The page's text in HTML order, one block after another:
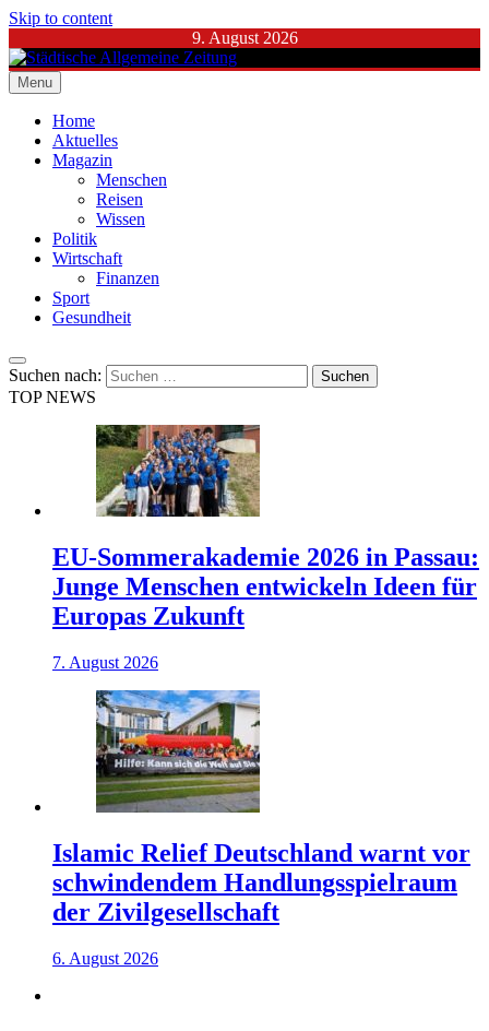
Skip to content
9. August 2026
Städtische Allgemeine Zeitung
Menu
Home
Aktuelles
Magazin
Menschen
Reisen
Wissen
Politik
Wirtschaft
Finanzen
Sport
Gesundheit
Suchen nach:
TOP NEWS
EU-Sommerakademie 2026 in Passau:
Junge Menschen entwickeln Ideen für
Europas Zukunft
7. August 2026
Islamic Relief Deutschland warnt vor
schwindendem Handlungsspielraum
der Zivilgesellschaft
6. August 2026